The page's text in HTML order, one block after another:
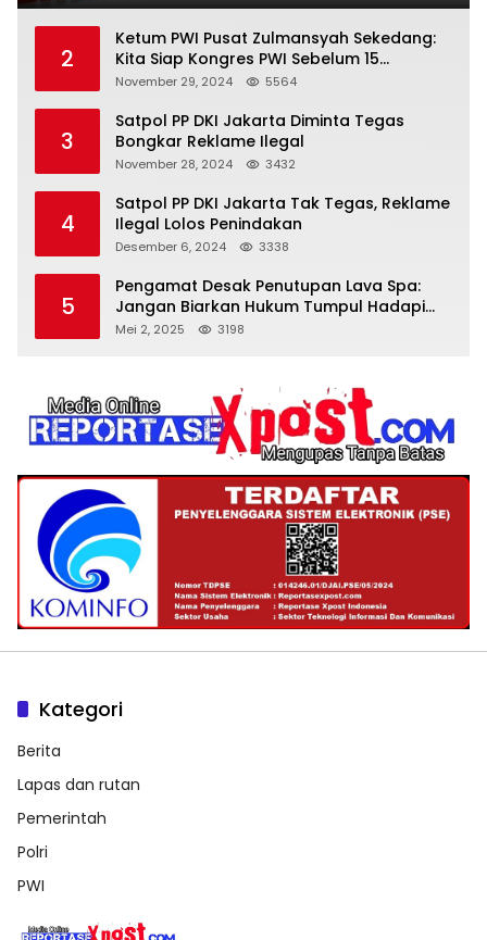
2
Ketum PWI Pusat Zulmansyah Sekedang:
Kita Siap Kongres PWI Sebelum 15
Desember 2024
November 29, 2024 5564
3
Satpol PP DKI Jakarta Diminta Tegas
Bongkar Reklame Ilegal
November 28, 2024 3432
4
Satpol PP DKI Jakarta Tak Tegas, Reklame
Ilegal Lolos Penindakan
Desember 6, 2024 3338
5
Pengamat Desak Penutupan Lava Spa:
Jangan Biarkan Hukum Tumpul Hadapi
‘Spa Berkedok
Mei 2, 2025 3198
Kategori
Berita
Lapas dan rutan
Pemerintah
Polri
PWI